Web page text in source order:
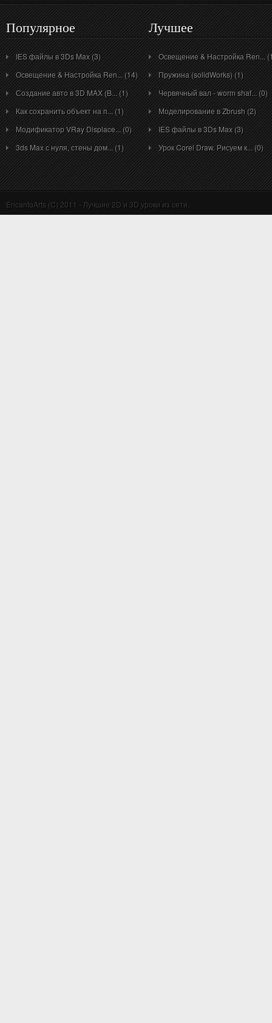
Популярное
IES файлы в 3Ds Max (3)
Освещение & Настройка Ren... (14)
Создание авто в 3D MAX (B... (1)
Как сохранить объект на п... (1)
Модификатор VRay Displace... (0)
3ds Max с нуля, стены дом... (1)
Лучшее
Освещение & Настройка Ren...
Пружина (solidWorks) (1)
Червячный вал - worm shaf... (0)
Моделирование в Zbrush (2)
IES файлы в 3Ds Max (3)
Урок Corel Draw. Рисуем к... (0)
EncantoArts (C) 2011 - Лучшие 2D и 3D уроки из сети.